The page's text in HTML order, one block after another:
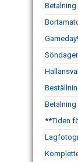
Gameday!
**Tiden